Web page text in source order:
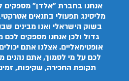
אנחנו בחברת "אלדן" מספקים
מליסינג תפעולי בתנאים
בשוק הישראלי ואנו מבינים
גדול ולכן אנחנו מספקים לכם
אופטימאליים. אצלנו אתם
לכם על מי לסמוך, אתם נהנים
תקופת החכירה, שקיפות,